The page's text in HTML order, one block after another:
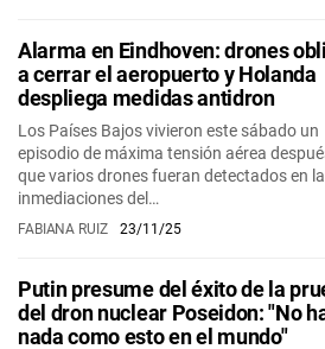
Alarma en Eindhoven: drones
a cerrar el aeropuerto y Holanda
despliega medidas antidron
Los Países Bajos vivieron este sábado un
episodio de máxima tensión aérea
que varios drones fueran detectados en
inmediaciones del…
FABIANA RUIZ 23/11/25
Putin presume del éxito de la
del dron nuclear Poseidon: "No
nada como esto en el mundo"